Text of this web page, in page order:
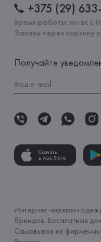
+375 (29)
Время работы: пн-вс с
Заказы через корзину
Получайте
Скачать
в App Store
Интернет-магазин
брендов. Бесплатная
Самовывоз из